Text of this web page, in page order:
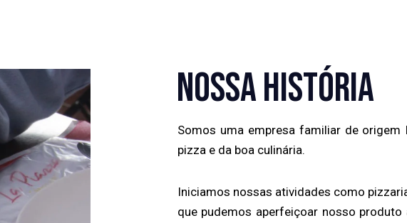
NOSSA HISTÓRIA
Somos uma empresa familiar de origem
pizza e da boa culinária.
Iniciamos nossas atividades como
que pudemos aperfeiçoar nosso